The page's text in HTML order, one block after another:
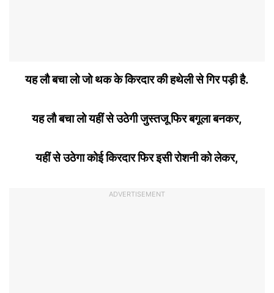
यह लौ बचा लो जो थक के किरदार की हथेली से गिर पड़ी है.
यह लौ बचा लो यहीं से उठेगी जुस्तजू फिर बगूला बनकर,
यहीं से उठेगा कोई किरदार फिर इसी रोशनी को लेकर,
ADVERTISEMENT